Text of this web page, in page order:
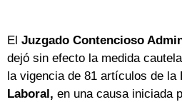
El Juzgado Contencioso
dejó sin efecto la medida
la vigencia de 81 artículos de la
Laboral, en una causa iniciada